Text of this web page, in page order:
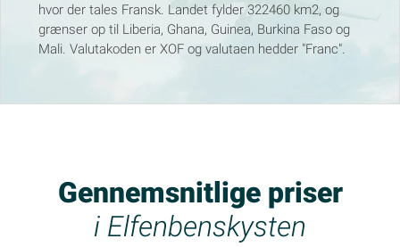
hvor der tales Fransk. Landet fylder 322460 km2, og
grænser op til Liberia, Ghana, Guinea, Burkina Faso og
Mali. Valutakoden er XOF og valutaen hedder "Franc".
Gennemsnitlige priser
i Elfenbenskysten